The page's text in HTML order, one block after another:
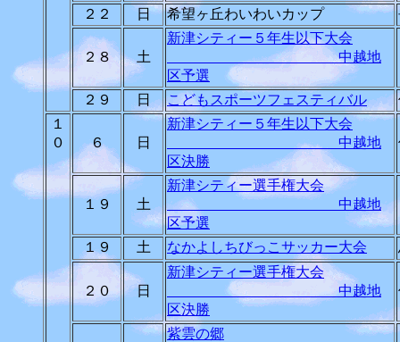
２２
日 希望ヶ丘わいわいカップ
２８ 土
新津シティー５年生以下大会
中越地
区予選
２９ 日 こどもスポーツフェスティバル
１
０
６ 日
新津シティー５年生以下大会
中越地
区決勝
１９ 土
新津シティー選手権大会
中越地
区予選
１９ 土 なかよしちびっこサッカー大会
２０ 日
新津シティー選手権大会
中越地
区決勝
紫雲の郷